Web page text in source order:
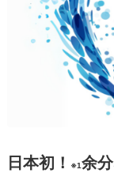
日本初！ ※1余